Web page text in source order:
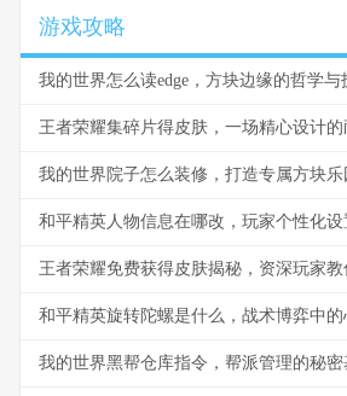
游戏攻略
我的世界怎么读edge，方块边缘的哲学与
王者荣耀集碎片得皮肤，一场精心设计
我的世界院子怎么装修，打造专属方块
和平精英人物信息在哪改，玩家个性化
王者荣耀免费获得皮肤揭秘，资深玩家